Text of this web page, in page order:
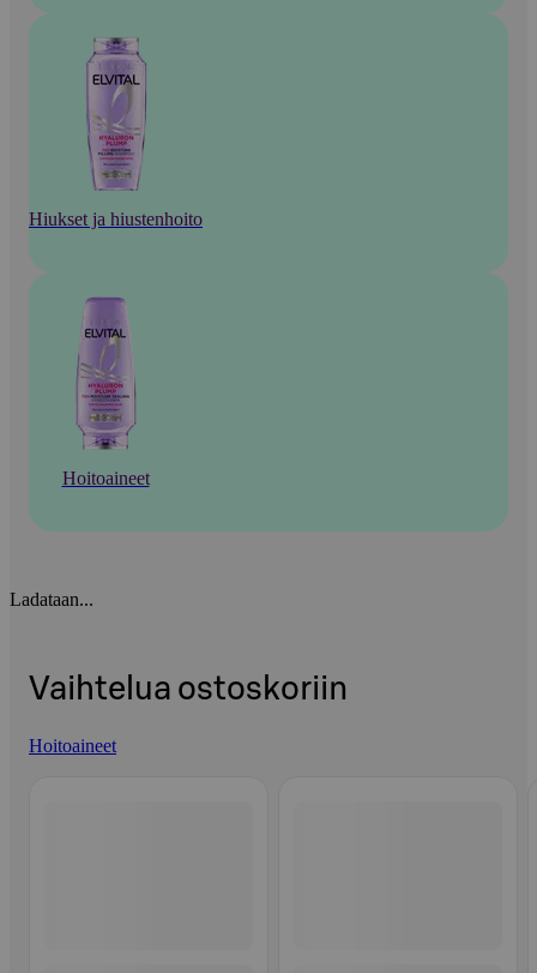
Hiukset ja hiustenhoito
Hoitoaineet
Ladataan...
Vaihtelua ostoskoriin
Hoitoaineet